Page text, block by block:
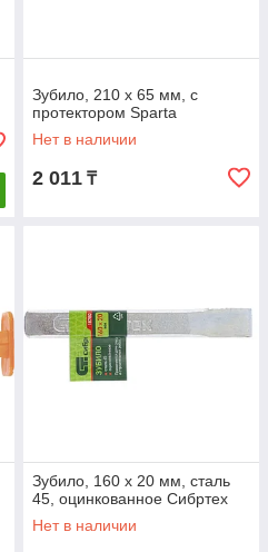
Зубило, 210 х 65 мм, с
протектором Sparta
Нет в наличии
2 011 ₸
Зубило, 160 х 20 мм, сталь
45, оцинкованное Сибртех
Нет в наличии